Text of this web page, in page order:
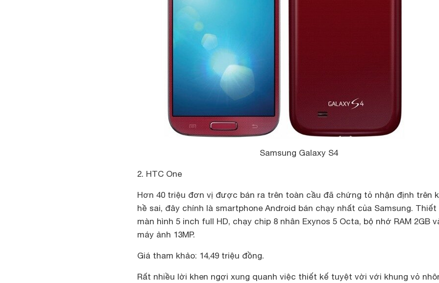
Samsung Galaxy S4
2. HTC One
Hơn 40 triệu đơn vị được bán ra trên toàn cầu đã chứng tỏ nhận định trên
hề sai, đây chính là smartphone Android bán chạy nhất của Samsung. Thiết
màn hình 5 inch full HD, chạy chip 8 nhân Exynos 5 Octa, bộ nhớ RAM 2GB
máy ảnh 13MP.
Giá tham khảo: 14,49 triệu đồng.
Rất nhiều lời khen ngợi xung quanh việc thiết kế tuyệt vời với khung vỏ